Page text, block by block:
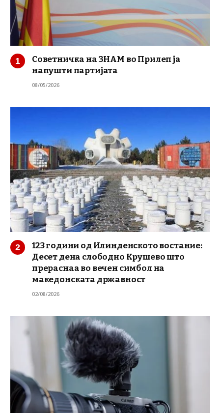
Советничка на ЗНАМ во Прилеп ја
напушти партијата
08/05/2026
123 години од Илинденското востание:
Десет дена слободно Крушево што
прераснаа во вечен симбол на
македонската државност
02/08/2026